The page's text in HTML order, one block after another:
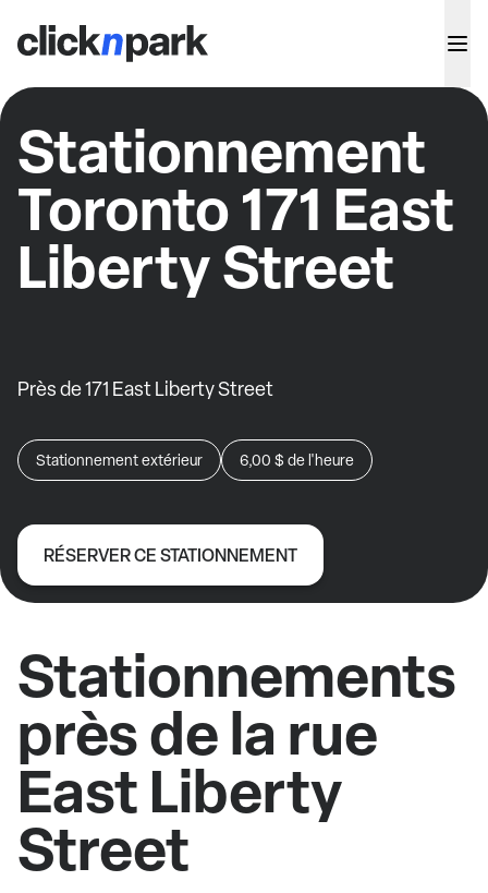
Stationnement
Toronto 171 East
Liberty Street
Près de 171 East Liberty Street
Stationnement extérieur 6,00 $ de l'heure
RÉSERVER CE STATIONNEMENT
Stationnements
près de la rue
East Liberty
Street